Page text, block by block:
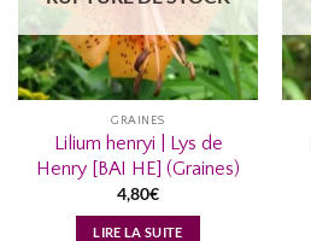
GRAINES
Lilium henryi | Lys de
Henry [BAI HE] (Graines)
4,80€
LIRE LA SUITE